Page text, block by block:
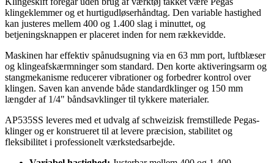
klingeklemmer og et hurtigudløserhåndtag. Den variable hastighed
kan justeres mellem 400 og 1.400 slag i minuttet, og
betjeningsknappen er placeret inden for nem rækkevidde.
Maskinen har effektiv spånudsugning via en 63 mm port, luftblæser
og klingeafskærmninger som standard. Den korte aktiveringsarm og
stangmekanisme reducerer vibrationer og forbedrer kontrol over
klingen. Saven kan anvende både standardklinger og 150 mm
længder af 1/4" båndsavklinger til tykkere materialer.
AP535SS leveres med et udvalg af schweizisk fremstillede Pegas-
klinger og er konstrueret til at levere præcision, stabilitet og
fleksibilitet i professionelt værkstedsarbejde.